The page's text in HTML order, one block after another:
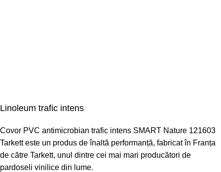
Linoleum trafic intens
Covor PVC antimicrobian trafic intens SMART Nature 121603
Tarkett este un produs de înaltă performanță, fabricat în Franța
de către Tarkett, unul dintre cei mai mari producători de
pardoseli vinilice din lume.